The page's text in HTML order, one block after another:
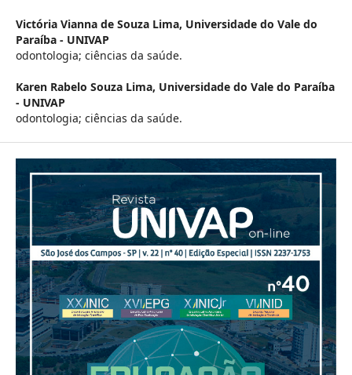
Victória Vianna de Souza Lima, Universidade do Vale do
Paraíba - UNIVAP
odontologia; ciências da saúde.
Karen Rabelo Souza Lima, Universidade do Vale do Paraíba
- UNIVAP
odontologia; ciências da saúde.